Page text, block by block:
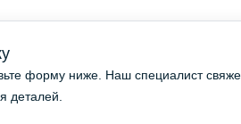
форму ниже. Наш специалист
деталей.